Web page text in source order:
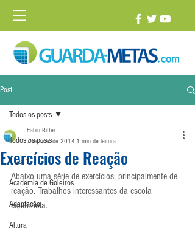
Post
Todos os posts
1 vs. 1
Academia de Goleiros
Adaptação
Altura
Todos os posts
Exercícios de Reação
Fabio Ritter
7 de nov. de 2014 1 min de leitura
Abaixo uma série de exercícios, principalmente de
reação. Trabalhos interessantes da escola
espanhola.